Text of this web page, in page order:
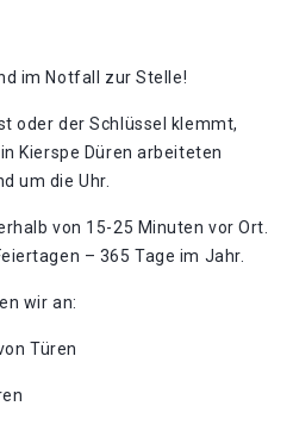
im Notfall zur Stelle!
oder der Schlüssel klemmt,
Kierspe Düren arbeiteten
um die Uhr.
von 15-25 Minuten vor Ort.
– 365 Tage im Jahr.
wir an:
Türen